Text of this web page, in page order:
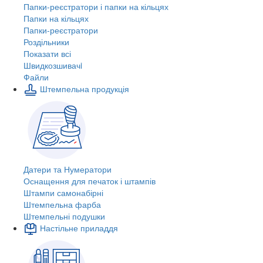
Папки-реєстратори і папки на кільцях
Папки на кільцях
Папки-реєстратори
Роздільники
Показати всі
Швидкозшивачi
Файли
Штемпельна продукція
Датери та Нумератори
Оснащення для печаток і штампів
Штампи самонабірні
Штемпельна фарба
Штемпельні подушки
Настільне приладдя